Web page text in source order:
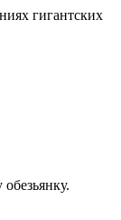
гигантских